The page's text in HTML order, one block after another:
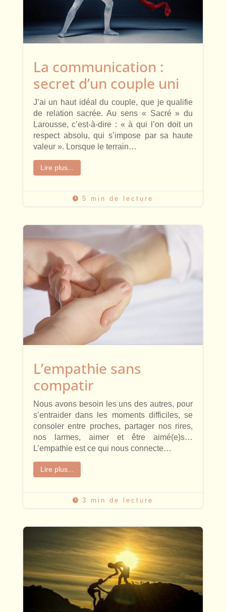
La communication :
secret d’un couple uni
J’ai un haut idéal du couple, que je qualifie
de relation sacrée. Au sens « Sacré » du
Larousse, c’est-à-dire : « à qui l’on doit un
respect absolu, qui s’impose par sa haute
valeur ». Lorsque le terrain…
Lire plus...
 5 min de lecture
L’empathie sans
compatir
Nous avons besoin les uns des autres, pour
s’entraider dans les moments difficiles, se
consoler entre proches, partager nos rires,
nos larmes, aimer et être aimé(e)s…
L’empathie est ce qui nous connecte…
Lire plus...
 3 min de lecture